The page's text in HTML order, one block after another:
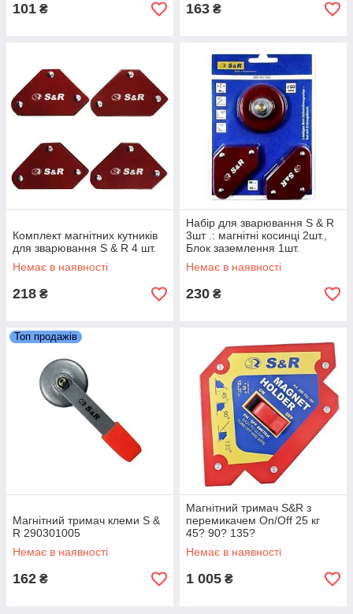
101 ₴ 163 ₴
Комплект магнітних кутників
для зварювання S & R 4 шт.
Немає в наявності
218 ₴
Набір для зварювання S & R
3шт .: магнітні косинці 2шт.,
Блок заземлення 1шт.
Немає в наявності
230 ₴
Топ продажів
Магнітний тримач клеми S &
R 290301005
Немає в наявності
162 ₴
Магнітний тримач S&R з
перемикачем On/Off 25 кг
45? 90? 135?
Немає в наявності
1 005 ₴